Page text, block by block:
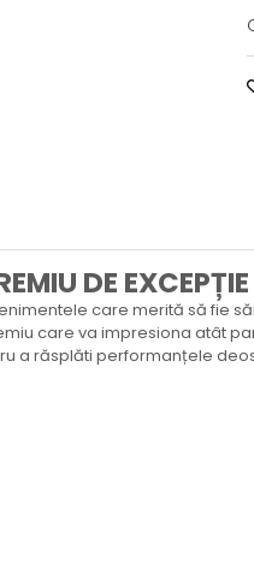
DE
care merită să fie
care va impresiona atât
a răsplăti performanțele